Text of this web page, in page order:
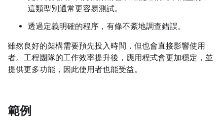
這類型別通常更容易測試。
透過定義明確的程序，有條不紊地調查錯誤。
雖然良好的架構需要預先投入時間，但也會直接影響使用
者。工程團隊的工作效率提升後，應用程式會更加穩定，並
提供更多功能，因此使用者也能受益。
範例